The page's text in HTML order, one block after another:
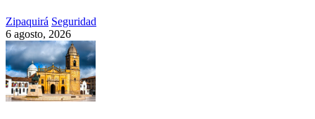
Zipaquirá Seguridad
6 agosto, 2026